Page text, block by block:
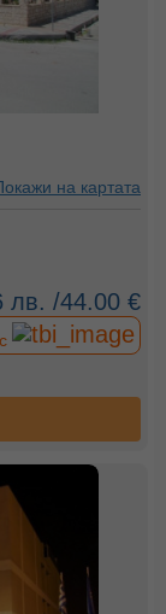
на картата
лв. /44.00 €